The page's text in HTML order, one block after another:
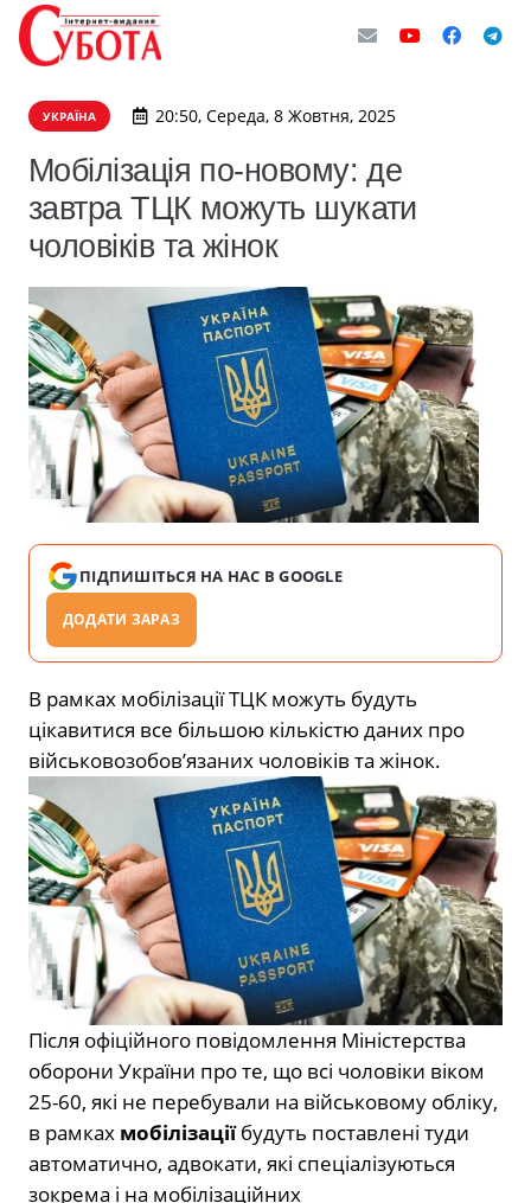
УКРАЇНА 20:50, Середа, 8 Жовтня, 2025
Мобілізація по-новому: де
завтра ТЦК можуть шукати
чоловіків та жінок
ПІДПИШІТЬСЯ НА НАС В GOOGLE
ДОДАТИ ЗАРАЗ
В рамках мобілізації ТЦК можуть будуть
цікавитися все більшою кількістю даних про
військовозобов’язаних чоловіків та жінок.
Після офіційного повідомлення Міністерства
оборони України про те, що всі чоловіки віком
25-60, які не перебували на військовому обліку,
в рамках мобілізації будуть поставлені туди
автоматично, адвокати, які спеціалізуються
зокрема і на мобілізаційних